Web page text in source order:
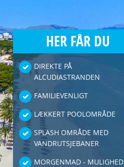
HER FÅR DU
DIREKTE PÅ
ALCUDIASTRANDEN
FAMILIEVENLIGT
LÆKKERT POOLOMRÅDE
SPLASH OMRÅDE MED
VANDRUTSJEBANER
MORGENMAD - MULIGHED